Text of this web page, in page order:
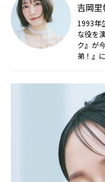
吉岡里
1993年
な役を
ク』が
弟！』